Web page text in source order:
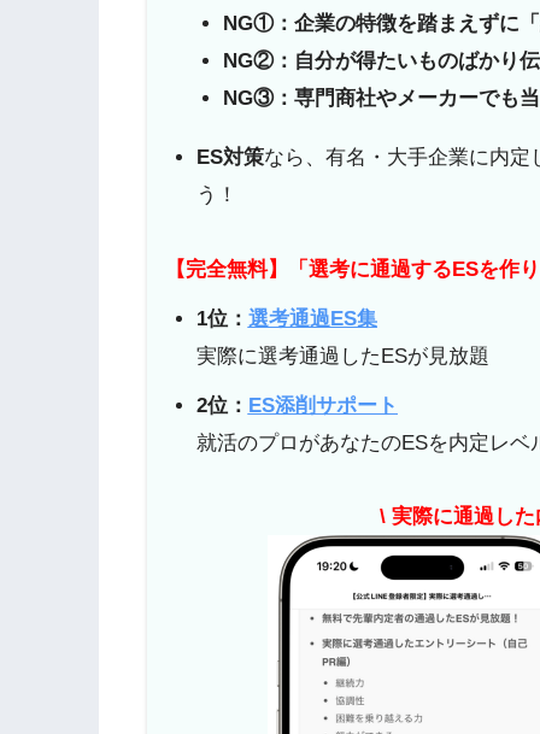
NG①：企業の特徴を踏まえずに
NG②：自分が得たいものばかり
NG③：専門商社やメーカーでも
ES対策なら、有名・大手企業に内定
う！
【完全無料】「選考に通過するESを作り
1位： 選考通過ES集
実際に選考通過したESが見放題
2位： ES添削サポート
就活のプロがあなたのESを内定レベ
\ 実際に通過し